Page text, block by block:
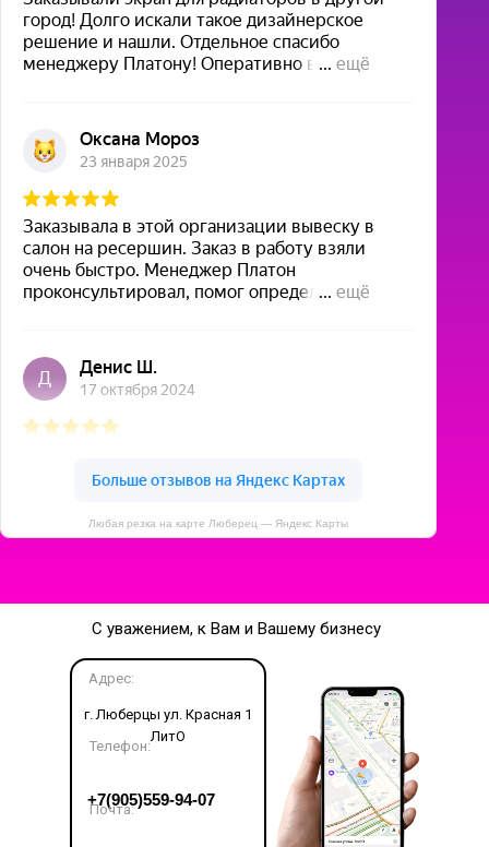
Любая резка на карте Люберец — Яндекс Карты
С уважением, к Вам и Вашему бизнесу
Адрес:
г. Люберцы ул. Красная 1
ЛитО
Телефон:
+7(905)559-94-07
Почта: